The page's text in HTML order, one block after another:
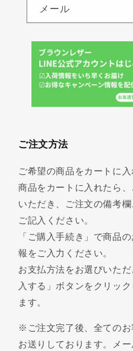
メール
ご注文方法
ご希望の商品をカートに入
商品をカートに入れたら
いただき、ご注文の備考
ご記入ください。
「ご購入手続き」で商品
報をご入力ください。
お支払方法をお選びいた
入する」ボタンをクリッ
ます。
※ご注文完了後、全ての
お送りしております。メ